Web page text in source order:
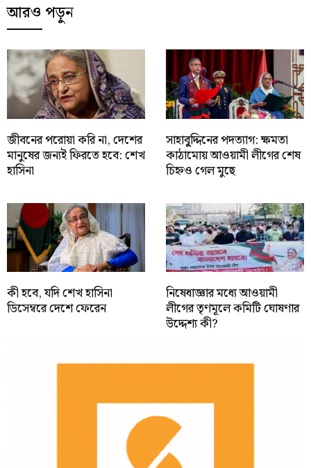
আরও পড়ুন
জীবনের পরোয়া করি না, দেশের
মানুষের জন্যই ফিরতে হবে: শেখ
হাসিনা
সাহাবু্দ্দিনের পদত্যাগ: ক্ষমতা
কাঠামোয় আওয়ামী লীগের শেষ
চিহ্নও গেল মুছে
কী হবে, যদি শেখ হাসিনা
ডিসেম্বরে দেশে ফেরেন
নিষেধাজ্ঞার মধ্যে আওয়ামী
লীগের তৃণমূলে কমিটি ঘোষণার
উদ্দেশ্য কী?